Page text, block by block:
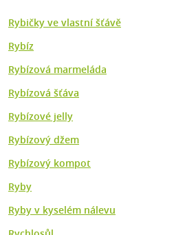
Rybičky ve vlastní šťávě
Rybíz
Rybízová marmeláda
Rybízová šťáva
Rybízové jelly
Rybízový džem
Rybízový kompot
Ryby
Ryby v kyselém nálevu